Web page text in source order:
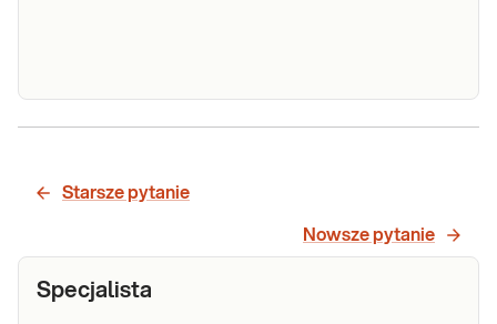
Elektrolity (Na,
Elektrolity (sód, potas). Diagnostyka
kwasowo-zasadowej.
Starsze pytanie
Nowsze pytanie
Specjalista